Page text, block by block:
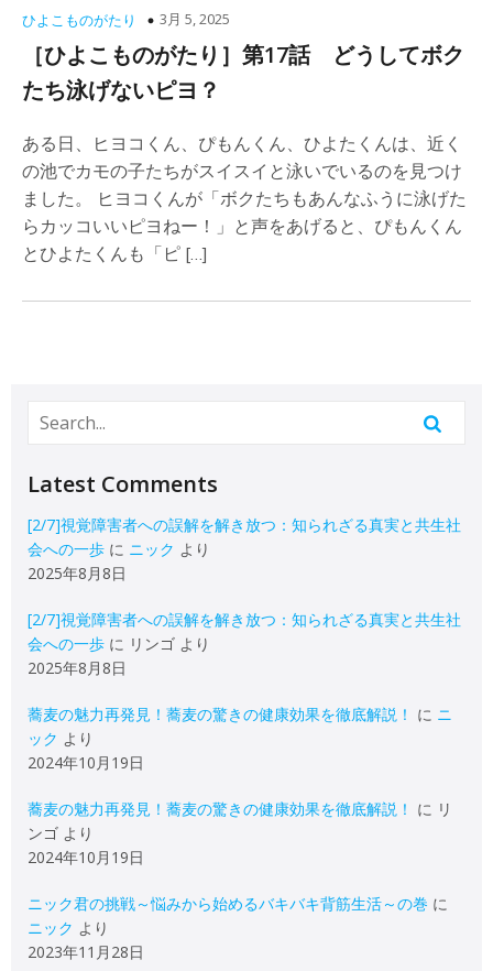
ひよこものがたり 3月 5, 2025
［ひよこものがたり］第17話 どうしてボク
たち泳げないピヨ？
ある日、ヒヨコくん、ぴもんくん、ひよたくんは、近く
の池でカモの子たちがスイスイと泳いでいるのを見つけ
ました。 ヒヨコくんが「ボクたちもあんなふうに泳げた
らカッコいいピヨねー！」と声をあげると、ぴもんくん
とひよたくんも「ピ […]
Latest Comments
[2/7]視覚障害者への誤解を解き放つ：知られざる真実と共生社
会への一歩 に ニック より
2025年8月8日
[2/7]視覚障害者への誤解を解き放つ：知られざる真実と共生社
会への一歩 に リンゴ より
2025年8月8日
蕎麦の魅力再発見！蕎麦の驚きの健康効果を徹底解説！ に ニ
ック より
2024年10月19日
蕎麦の魅力再発見！蕎麦の驚きの健康効果を徹底解説！ に リ
ンゴ より
2024年10月19日
ニック君の挑戦～悩みから始めるバキバキ背筋生活～の巻 に
ニック より
2023年11月28日